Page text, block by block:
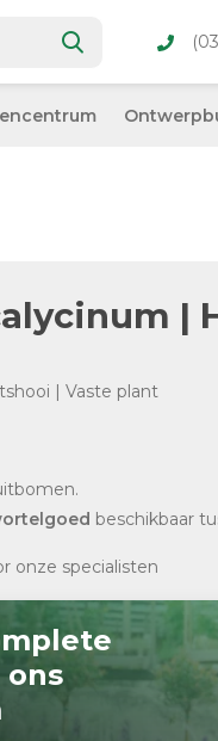
|
| Vaste plant
beschikbaar
onze specialisten